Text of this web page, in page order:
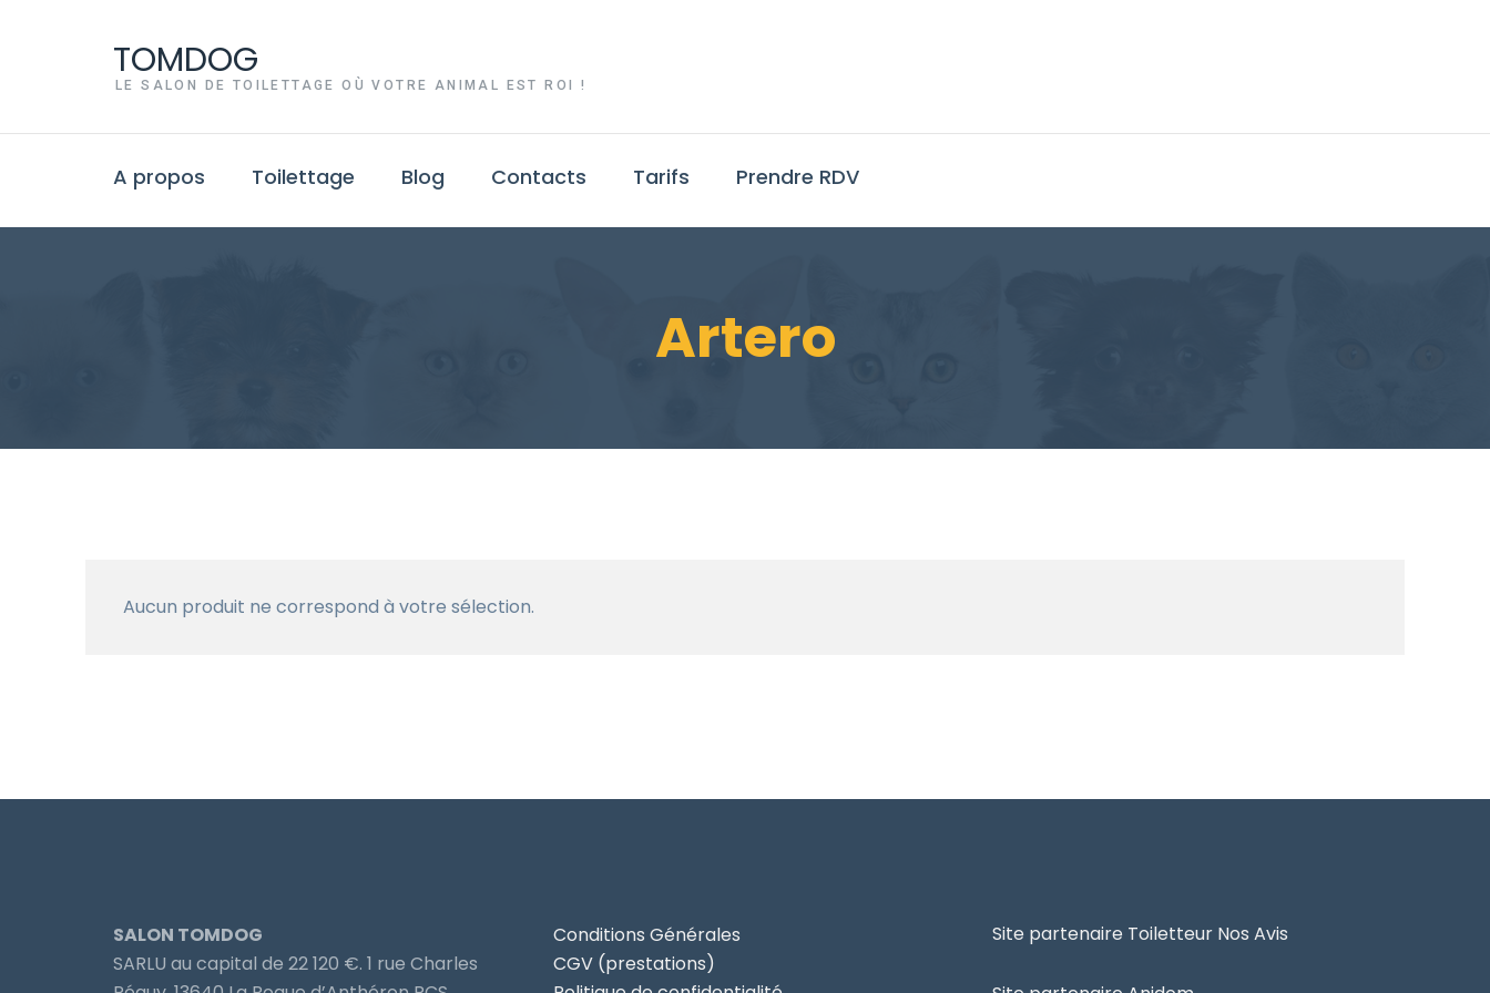
TOMDOG
LE SALON DE TOILETTAGE OÙ VOTRE ANIMAL EST ROI !
A propos Toilettage Blog Contacts Tarifs Prendre RDV
Artero
Aucun produit ne correspond à votre sélection.
SALON TOMDOG
SARLU au capital de 22 120 €. 1 rue Charles
Conditions Générales
CGV (prestations)
Site partenaire Toiletteur Nos Avis